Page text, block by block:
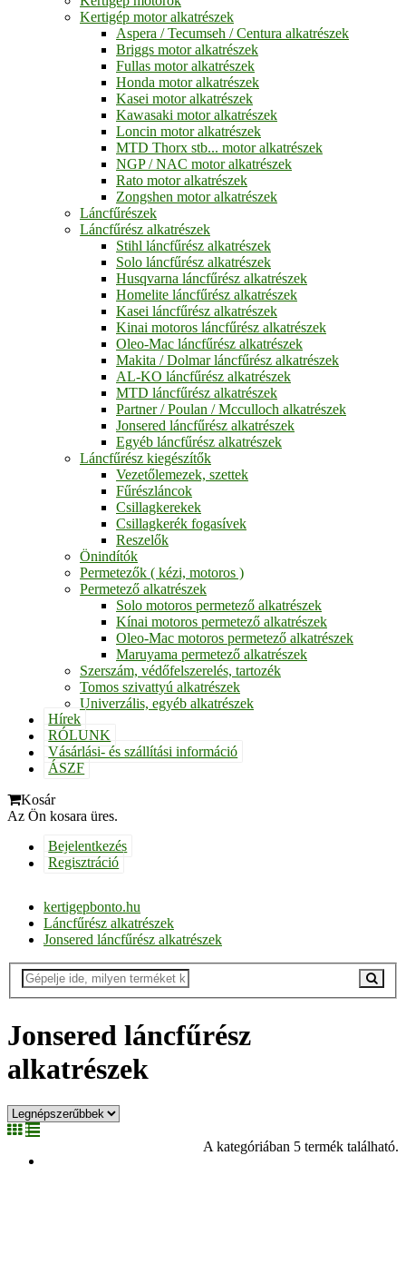
Kertigép motor alkatrészek
Aspera / Tecumseh / Centura alkatrészek
Briggs motor alkatrészek
Fullas motor alkatrészek
Honda motor alkatrészek
Kasei motor alkatrészek
Kawasaki motor alkatrészek
Loncin motor alkatrészek
MTD Thorx stb... motor alkatrészek
NGP / NAC motor alkatrészek
Rato motor alkatrészek
Zongshen motor alkatrészek
Láncfűrészek
Láncfűrész alkatrészek
Stihl láncfűrész alkatrészek
Solo láncfűrész alkatrészek
Husqvarna láncfűrész alkatrészek
Homelite láncfűrész alkatrészek
Kasei láncfűrész alkatrészek
Kinai motoros láncfűrész alkatrészek
Oleo-Mac láncfűrész alkatrészek
Makita / Dolmar láncfűrész alkatrészek
AL-KO láncfűrész alkatrészek
MTD láncfűrész alkatrészek
Partner / Poulan / Mcculloch alkatrészek
Jonsered láncfűrész alkatrészek
Egyéb láncfűrész alkatrészek
Láncfűrész kiegészítők
Vezetőlemezek, szettek
Fűrészláncok
Csillagkerekek
Csillagkerék fogasívek
Reszelők
Önindítók
Permetezők ( kézi, motoros )
Permetező alkatrészek
Solo motoros permetező alkatrészek
Kínai motoros permetező alkatrészek
Oleo-Mac motoros permetező alkatrészek
Maruyama permetező alkatrészek
Szerszám, védőfelszerelés, tartozék
Tomos szivattyú alkatrészek
Univerzális, egyéb alkatrészek
Hírek
RÓLUNK
Vásárlási- és szállítási információ
ÁSZF
Kosár
Az Ön kosara üres.
Bejelentkezés
Regisztráció
kertigepbonto.hu
Láncfűrész alkatrészek
Jonsered láncfűrész alkatrészek
Jonsered láncfűrész
alkatrészek
A kategóriában 5 termék található.